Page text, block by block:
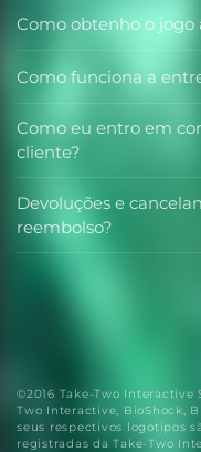
Como obtenho o jogo
Como funciona a
Como eu entro em
cliente?
Devoluções e
reembolso?
©2016 Take-Two Interactive
Two Interactive, BioShock,
seus respectivos logotipos
registradas da Take-Two